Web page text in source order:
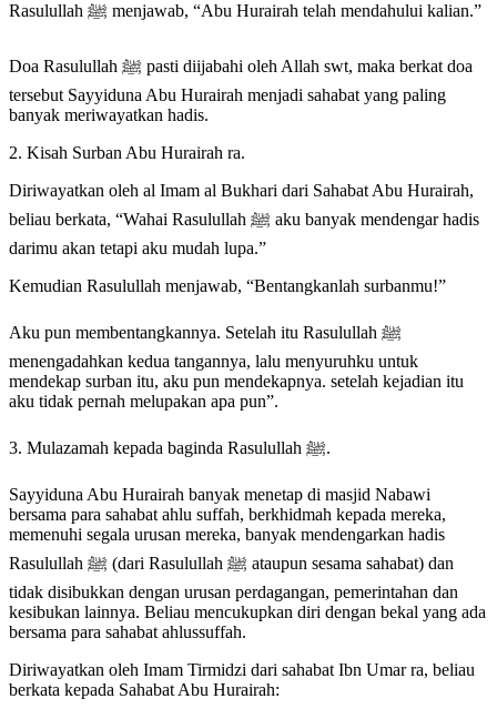
Rasulullah ﷺ menjawab, “Abu Hurairah telah mendahului kalian.”
Doa Rasulullah ﷺ pasti diijabahi oleh Allah swt, maka berkat doa
tersebut Sayyiduna Abu Hurairah menjadi sahabat yang paling
banyak meriwayatkan hadis.
2. Kisah Surban Abu Hurairah ra.
Diriwayatkan oleh al Imam al Bukhari dari Sahabat Abu Hurairah,
beliau berkata, “Wahai Rasulullah ﷺ aku banyak mendengar hadis
darimu akan tetapi aku mudah lupa.”
Kemudian Rasulullah menjawab, “Bentangkanlah surbanmu!”
Aku pun membentangkannya. Setelah itu Rasulullah ﷺ
menengadahkan kedua tangannya, lalu menyuruhku untuk
mendekap surban itu, aku pun mendekapnya. setelah kejadian itu
aku tidak pernah melupakan apa pun”.
3. Mulazamah kepada baginda Rasulullah ﷺ.
Sayyiduna Abu Hurairah banyak menetap di masjid Nabawi
bersama para sahabat ahlu suffah, berkhidmah kepada mereka,
memenuhi segala urusan mereka, banyak mendengarkan hadis
Rasulullah ﷺ (dari Rasulullah ﷺ ataupun sesama sahabat) dan
tidak disibukkan dengan urusan perdagangan, pemerintahan dan
kesibukan lainnya. Beliau mencukupkan diri dengan bekal yang ada
bersama para sahabat ahlussuffah.
Diriwayatkan oleh Imam Tirmidzi dari sahabat Ibn Umar ra, beliau
berkata kepada Sahabat Abu Hurairah: